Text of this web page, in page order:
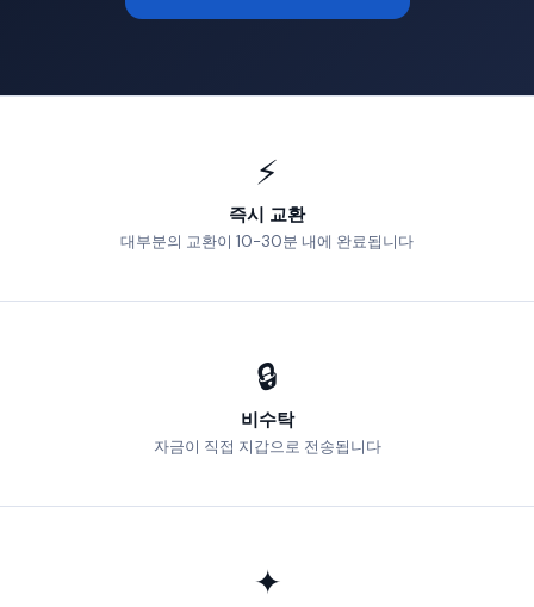
⚡
즉시 교환
대부분의 교환이 10-30분 내에 완료됩니다
🔒
비수탁
자금이 직접 지갑으로 전송됩니다
✦